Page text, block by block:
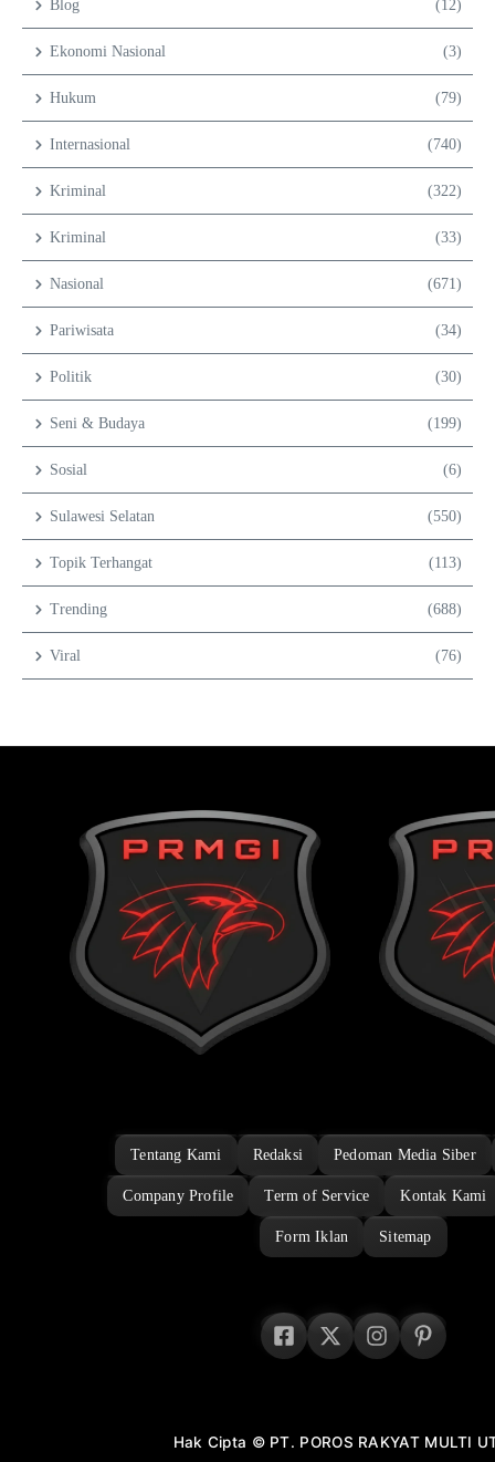
Blog (12)
Ekonomi Nasional (3)
Hukum (79)
Internasional (740)
Kriminal (322)
Kriminal (33)
Nasional (671)
Pariwisata (34)
Politik (30)
Seni & Budaya (199)
Sosial (6)
Sulawesi Selatan (550)
Topik Terhangat (113)
Trending (688)
Viral (76)
Tentang Kami Redaksi Pedoman Media Siber
Company Profile Term of Service Kontak Kami
Form Iklan Sitemap
Hak Cipta © PT. POROS RAKYAT MULTI